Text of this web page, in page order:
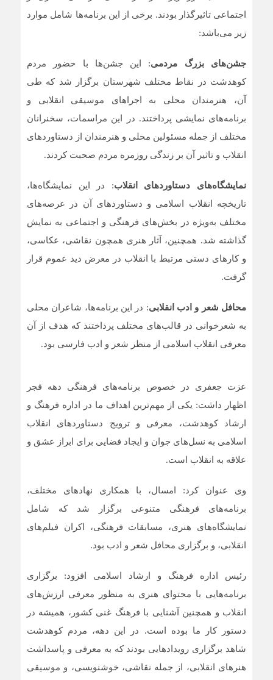
اجتماعی تاثیرگذار بودند. برخی از این برنامه‌ها شامل موارد
زیر می‌باشد:
جشن‌های بزرگ مردمی: این جشن‌ها با حضور مردم
کوهدشت در نقاط مختلف شهرستان برگزار شد که طی
آن، هنرمندان محلی به اجراهای موسیقی انقلابی و
برنامه‌های نمایشی پرداختند. در این مراسمات، سخنرانان
مختلف از جمله مسئولین محلی و هنرمندان از دستاوردهای
انقلاب و تاثیر آن بر زندگی روزمره مردم صحبت کردند.
نمایشگاه‌های دستاوردهای انقلاب: در این نمایشگاه‌ها،
تاریخچه انقلاب اسلامی و دستاوردهای آن در عرصه‌های
مختلف به‌ویژه در بخش‌های فرهنگی و اجتماعی به نمایش
گذاشته شد. همچنین، آثار هنری همچون نقاشی، عکاسی،
و کارهای دستی مرتبط با انقلاب در معرض دید عموم قرار
گرفت.
محافل شعر و ادب انقلابی: در این برنامه‌ها، شاعران محلی
به شعرخوانی در قالب‌های مختلف پرداختند که هدف از آن
معرفی انقلاب اسلامی از منظر شعر و ادب فارسی بود.
عزت جعفری در خصوص برنامه‌های فرهنگی دهه فجر
اظهار داشت: یکی از مهم‌ترین اهداف ما در اداره فرهنگ و
ارشاد کوهدشت، معرفی و ترویج دستاوردهای انقلاب
اسلامی به نسل‌های جوان و ایجاد فضایی برای ابراز عشق و
علاقه به انقلاب است.
وی عنوان کرد: امسال، با همکاری نهادهای مختلف،
برنامه‌های فرهنگی متنوعی برگزار شد که شامل
نمایشگاه‌های هنری، مسابقات فرهنگی، اکران فیلم‌های
انقلابی، و برگزاری محافل شعر و ادب بود.
رئیس اداره فرهنگ و ارشاد اسلامی افزود: برگزاری
برنامه‌هایی با محتوای هنری به منظور معرفی ارزش‌های
انقلاب و همچنین آشنایی با فرهنگ غنی کشور، همیشه در
دستور کار ما بوده است. در این دهه، مردم کوهدشت
شاهد برگزاری رویدادهایی بودند که به معرفی و پاسداشت
هنرهای انقلابی، از جمله نقاشی، خوشنویسی، و موسیقی